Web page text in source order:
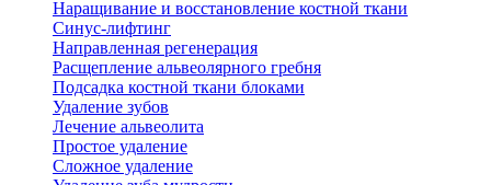
Наращивание и восстановление костной ткани
Синус-лифтинг
Направленная регенерация
Расщепление альвеолярного гребня
Подсадка костной ткани блоками
Удаление зубов
Лечение альвеолита
Простое удаление
Сложное удаление